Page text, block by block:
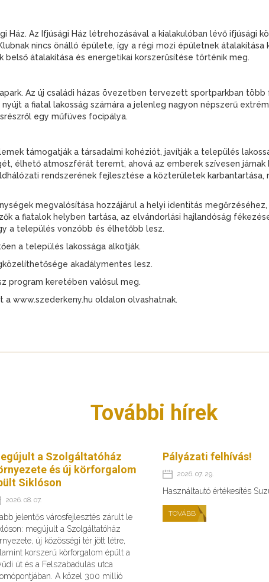
Ház. Az Ifjúsági Ház létrehozásával a kialakulóban lévő ifjúsági
nincs önálló épülete, így a régi mozi épületnek
belső átalakítása és energetikai korszerűsítése történik meg.
Az új családi házas övezetben tervezett sportparkban
a fiatal lakosság számára a jelenleg nagyon népszerű
egy műfüves focipálya.
támogatják a társadalmi kohéziót, javítják a település
élhető atmoszférát teremt, ahová az emberek szívesen járnak
rendszerének fejlesztése a közterületek
megvalósítása hozzájárul a helyi identitás
a fiatalok helyben tartása, az elvándorlási hajlandóság
a település vonzóbb és élhetőbb lesz.
a település lakossága alkotják.
akadálymentes lesz.
program keretében valósul meg.
www.szederkeny.hu oldalon olvashatnak.
További hírek
a Szolgáltatóház
és új körforgalom
Siklóson
2026. 08. 07.
jelentős városfejlesztés zárult le
megújult a Szolgáltatóház
új közösségi tér jött létre,
korszerű körforgalom épült a
út és a Felszabadulás utca
A közel 300 millió
Pályázati felhívás!
2026. 07. 29.
Használtautó értékesítés
TOVÁBB